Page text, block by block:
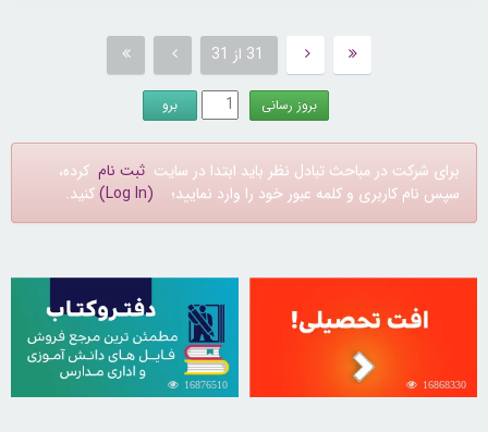
31 از 31
برای شرکت در مباحث تبادل نظر باید ابتدا در سایت ثبت نام کرده،
سپس نام کاربری و کلمه عبور خود را وارد نمایید؛ (Log In) کنید.
16868330
16876510